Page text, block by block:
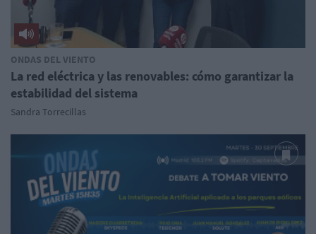
ONDAS DEL VIENTO
La red eléctrica y las renovables: cómo garantizar la
estabilidad del sistema
Sandra Torrecillas